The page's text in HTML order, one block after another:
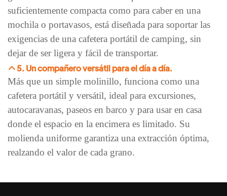
suficientemente compacta como para caber en una
mochila o portavasos, está diseñada para soportar las
exigencias de una cafetera portátil de camping, sin
dejar de ser ligera y fácil de transportar.
5. Un compañero versátil para el día a día.
Más que un simple molinillo, funciona como una
cafetera portátil y versátil, ideal para excursiones,
autocaravanas, paseos en barco y para usar en casa
donde el espacio en la encimera es limitado. Su
molienda uniforme garantiza una extracción óptima,
realzando el valor de cada grano.